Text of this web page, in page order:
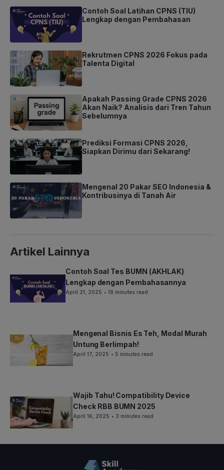
Contoh Soal Latihan CPNS (TIU)
Lengkap dengan Pembahasan
Rekrutmen CPNS 2026 Fokus pada
Talenta Digital
Apakah Passing Grade CPNS 2026
Akan Naik? Analisis dari Tren Tahun
Sebelumnya
Prediksi Formasi CPNS 2026,
Siapkan Dirimu dari Sekarang!
Mengenal 20 Pakar SEO Indonesia &
Kontribusinya di Tanah Air
Artikel Lainnya
Contoh Soal Tes BUMN (AKHLAK)
Lengkap dengan Pembahasannya
April 21, 2025 • 18 minutes read
Mengenal Bisnis Es Teh, Modal Murah
Untung Berlimpah!
April 17, 2025 • 5 minutes read
Wajib Tahu! Compatibility Device
Check RBB BUMN 2025
April 16, 2025 • 3 minutes read